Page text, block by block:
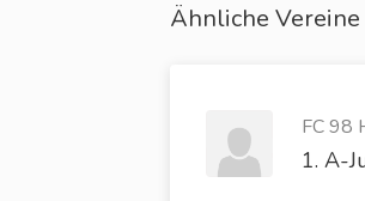
Ähnliche Vereine
FC 98
1. A-